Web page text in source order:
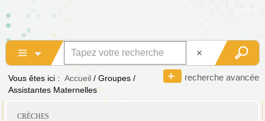
recherche avancée
Vous êtes ici : Accueil / Groupes /
Assistantes Maternelles
CRÈCHES